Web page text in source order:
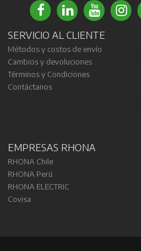
SERVICIO AL CLIENTE
Métodos y costos de envío
Cambios y devoluciones
Términos y Condiciones
Contáctanos
EMPRESAS RHONA
RHONA Chile
RHONA Perú
RHONA ELECTRIC
Covisa